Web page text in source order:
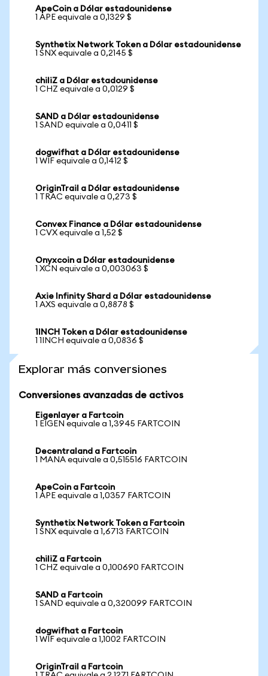
ApeCoin a Dólar estadounidense
1 APE equivale a 0,1329 $
Synthetix Network Token a Dólar estadounidense
1 SNX equivale a 0,2145 $
chiliZ a Dólar estadounidense
1 CHZ equivale a 0,0129 $
SAND a Dólar estadounidense
1 SAND equivale a 0,0411 $
dogwifhat a Dólar estadounidense
1 WIF equivale a 0,1412 $
OriginTrail a Dólar estadounidense
1 TRAC equivale a 0,273 $
Convex Finance a Dólar estadounidense
1 CVX equivale a 1,52 $
Onyxcoin a Dólar estadounidense
1 XCN equivale a 0,003063 $
Axie Infinity Shard a Dólar estadounidense
1 AXS equivale a 0,8878 $
1INCH Token a Dólar estadounidense
1 1INCH equivale a 0,0836 $
Explorar más conversiones
Conversiones avanzadas de activos
Eigenlayer a Fartcoin
1 EIGEN equivale a 1,3945 FARTCOIN
Decentraland a Fartcoin
1 MANA equivale a 0,515516 FARTCOIN
ApeCoin a Fartcoin
1 APE equivale a 1,0357 FARTCOIN
Synthetix Network Token a Fartcoin
1 SNX equivale a 1,6713 FARTCOIN
chiliZ a Fartcoin
1 CHZ equivale a 0,100690 FARTCOIN
SAND a Fartcoin
1 SAND equivale a 0,320099 FARTCOIN
dogwifhat a Fartcoin
1 WIF equivale a 1,1002 FARTCOIN
OriginTrail a Fartcoin